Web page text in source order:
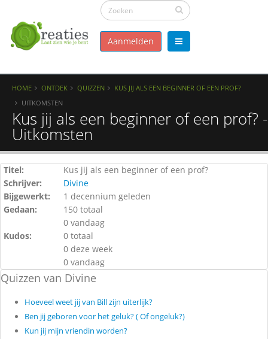
Aanmelden
HOME ONTDEK QUIZZEN
KUS JIJ ALS EEN BEGINNER OF EEN PROF?
UITKOMSTEN
Kus jij als een beginner of een prof? -
Uitkomsten
Titel:
Kus jij als een beginner of een prof?
Schrijver:
Divine
Bijgewerkt:
1 decennium geleden
Gedaan:
150 totaal
0 vandaag
Kudos:
0 totaal
0 deze week
0 vandaag
Quizzen van Divine
Hoeveel weet jij van Bill zijn uiterlijk?
Ben jij geboren voor het geluk? ( Of ongeluk?)
Kun jij mijn vriendin worden?